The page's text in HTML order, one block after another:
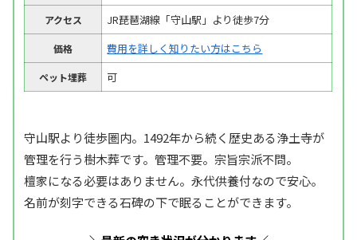
アクセス JR琵琶湖線「守山駅」より徒歩7分
価格 費用を詳しく知りたい方はこちら
ペット埋葬 可
守山駅より徒歩圏内。1492年から続く歴史ある浄土寺が
管理を行う樹木葬です。管理不要。宗旨宗派不問。
檀家になる必要はありません。永代供養付なので安心。
名前が刻字できる石碑の下で眠ることができます。